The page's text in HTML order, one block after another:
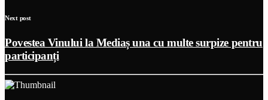
Next post
Povestea Vinului la Mediaș una cu multe surpize pentru
participanți